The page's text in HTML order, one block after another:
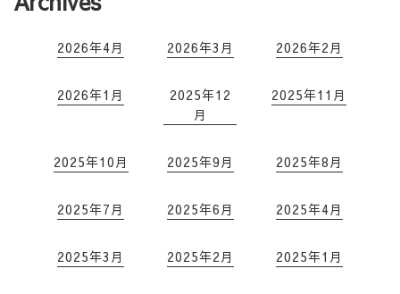
2026年4月 2026年3月 2026年2月
2026年1月
2025年12
月
2025年11月
2025年10月 2025年9月 2025年8月
2025年7月 2025年6月 2025年4月
2025年3月 2025年2月 2025年1月